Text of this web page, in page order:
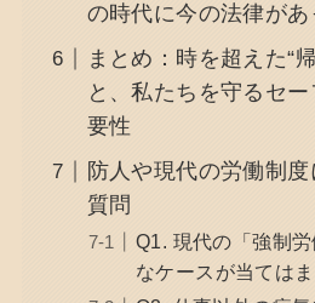
の時代に今の法律が
まとめ：時を超えた“
と、私たちを守るセ
要性
防人や現代の労働制
質問
Q1. 現代の「強制
なケースが当ては